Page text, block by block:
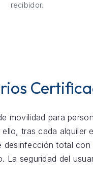
recibidor.
movilidad para
tras cada alquiler
desinfección total
La seguridad del